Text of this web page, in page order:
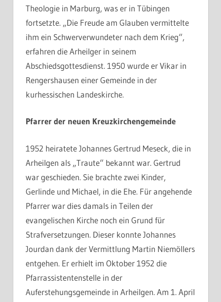
Theologie in Marburg, was er in Tübingen
fortsetzte. „Die Freude am Glauben vermittelte
ihm ein Schwerverwundeter nach dem Krieg“,
erfahren die Arheilger in seinem
Abschiedsgottesdienst. 1950 wurde er Vikar in
Rengershausen einer Gemeinde in der
kurhessischen Landeskirche.
Pfarrer der neuen Kreuzkirchengemeinde
1952 heiratete Johannes Gertrud Meseck, die in
Arheilgen als „Traute“ bekannt war. Gertrud
war geschieden. Sie brachte zwei Kinder,
Gerlinde und Michael, in die Ehe. Für angehende
Pfarrer war dies damals in Teilen der
evangelischen Kirche noch ein Grund für
Strafversetzungen. Dieser konnte Johannes
Jourdan dank der Vermittlung Martin Niemöllers
entgehen. Er erhielt im Oktober 1952 die
Pfarrassistentenstelle in der
Auferstehungsgemeinde in Arheilgen. Am 1. April